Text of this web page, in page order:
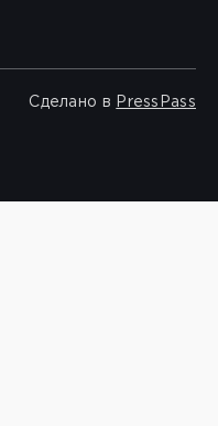
Сделано в PressPass